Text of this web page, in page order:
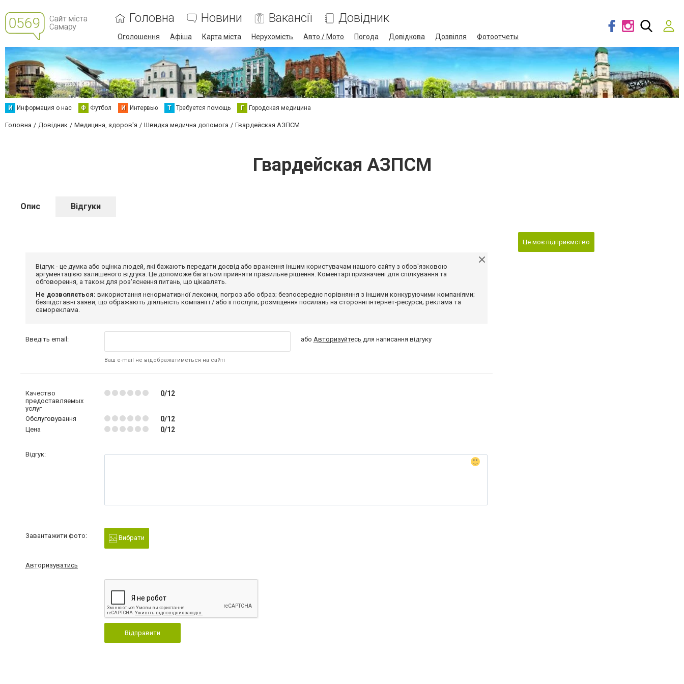
Головна Новини Вакансії Довідник
Оголошення Афіша Карта міста Нерухомість Авто / Мото Погода Довідкова Дозвілля Фотоотчеты
И Информация о нас Ф Футбол И Интервью Т Требуется помощь Г Городская медицина
Головна Довідник Медицина, здоров'я Швидка медична допомога Гвардейская АЗПСМ
Гвардейская АЗПСМ
Опис Відгуки
Відгук - це думка або оцінка людей, які бажають передати досвід або враження іншим користувачам нашого сайту з обов'язковою
аргументацією залишеного відгука. Це допоможе багатьом прийняти правильне рішення. Коментарі призначені для спілкування та
обговорення, а також для роз'яснення питань, що цікавлять.
Не дозволяється: використання ненормативної лексики, погроз або образ; безпосереднє порівняння з іншими конкуруючими компаніями;
безпідставні заяви, що ображають діяльність компанії і / або її послуги; розміщення посилань на сторонні інтернет-ресурси; реклама та
самореклама.
Введіть email:
Ваш e-mail не відображатиметься на сайті
абоАвторизуйтесь для написання відгуку
Качество
предоставляемых
услуг
0/12
Обслуговування 0/12
Цена 0/12
Відгук:
Завантажити фото: Вибрати
Авторизуватись
Відправити
Це моє підприємство